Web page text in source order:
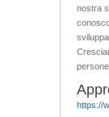
nostra
https://